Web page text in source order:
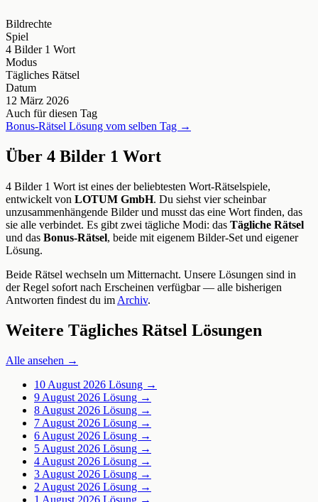
Bildrechte
Spiel
4 Bilder 1 Wort
Modus
Tägliches Rätsel
Datum
12 März 2026
Auch für diesen Tag
Bonus-Rätsel Lösung vom selben Tag →
Über 4 Bilder 1 Wort
4 Bilder 1 Wort ist eines der beliebtesten Wort-Rätselspiele,
entwickelt von LOTUM GmbH. Du siehst vier scheinbar
unzusammenhängende Bilder und musst das eine Wort finden, das
sie alle verbindet. Es gibt zwei tägliche Modi: das Tägliche Rätsel
und das Bonus-Rätsel, beide mit eigenem Bilder-Set und eigener
Lösung.
Beide Rätsel wechseln um Mitternacht. Unsere Lösungen sind in
der Regel sofort nach Erscheinen verfügbar — alle bisherigen
Antworten findest du im Archiv.
Weitere Tägliches Rätsel Lösungen
Alle ansehen →
10 August 2026 Lösung →
9 August 2026 Lösung →
8 August 2026 Lösung →
7 August 2026 Lösung →
6 August 2026 Lösung →
5 August 2026 Lösung →
4 August 2026 Lösung →
3 August 2026 Lösung →
2 August 2026 Lösung →
1 August 2026 Lösung →